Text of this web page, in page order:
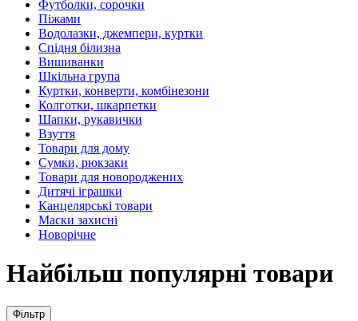
Футболки, сорочки
Піжами
Водолазки, джемпери, куртки
Спідня білизна
Вишиванки
Шкільна група
Куртки, конверти, комбінезони
Колготки, шкарпетки
Шапки, рукавички
Взуття
Товари для дому
Сумки, рюкзаки
Товари для новороджених
Дитячі іграшки
Канцелярські товари
Маски захисні
Новорічне
Найбільш популярні товари
Фільтр